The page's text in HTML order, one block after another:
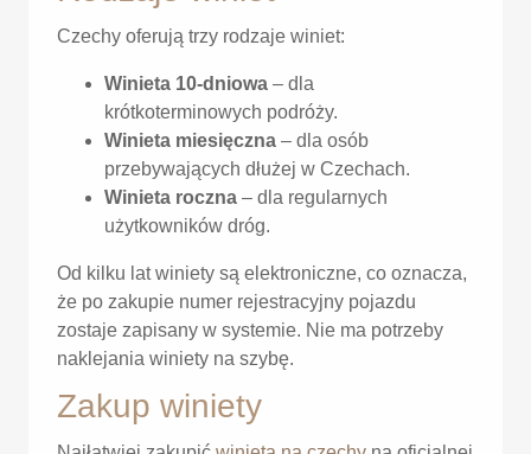
Czechy oferują trzy rodzaje winiet:
Winieta 10-dniowa – dla
krótkoterminowych podróży.
Winieta miesięczna – dla osób
przebywających dłużej w Czechach.
Winieta roczna – dla regularnych
użytkowników dróg.
Od kilku lat winiety są elektroniczne, co oznacza,
że po zakupie numer rejestracyjny pojazdu
zostaje zapisany w systemie. Nie ma potrzeby
naklejania winiety na szybę.
Zakup winiety